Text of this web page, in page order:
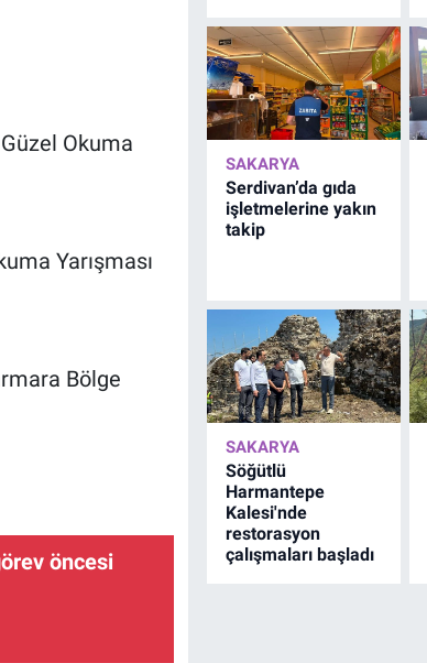
Okuma
Yarışması
Bölge
öncesi
SAKARYA
Serdivan’da gıda
işletmelerine yakın
takip
SAKARYA
Söğütlü
Harmantepe
Kalesi'nde
restorasyon
çalışmaları başladı